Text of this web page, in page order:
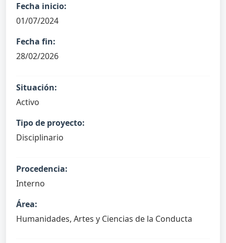
Fecha inicio:
01/07/2024
Fecha fin:
28/02/2026
Situación:
Activo
Tipo de proyecto:
Disciplinario
Procedencia:
Interno
Área:
Humanidades, Artes y Ciencias de la Conducta